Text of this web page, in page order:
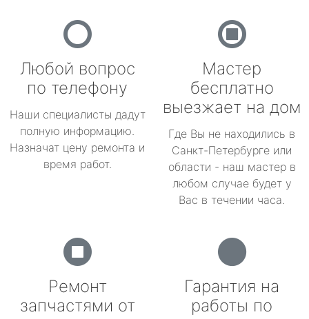
Любой вопрос
по телефону
Наши специалисты дадут
полную информацию.
Назначат цену ремонта и
время работ.
Мастер
бесплатно
выезжает на дом
Где Вы не находились в
Санкт-Петербурге или
области - наш мастер в
любом случае будет у
Вас в течении часа.
Ремонт
запчастями от
Гарантия на
работы по